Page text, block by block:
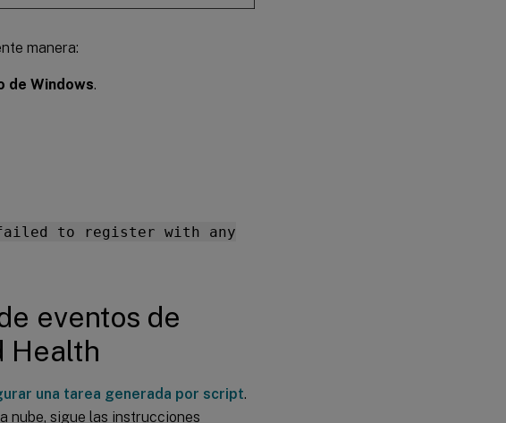
manera:
de Windows.
to register with any
eventos de
Health
una tarea generada por script.
nube, sigue las instrucciones